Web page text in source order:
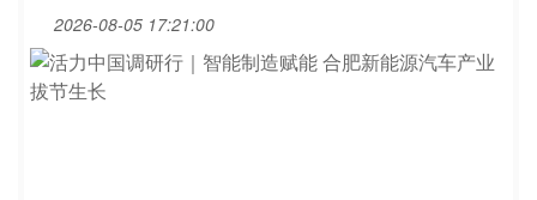
2026-08-05 17:21:00